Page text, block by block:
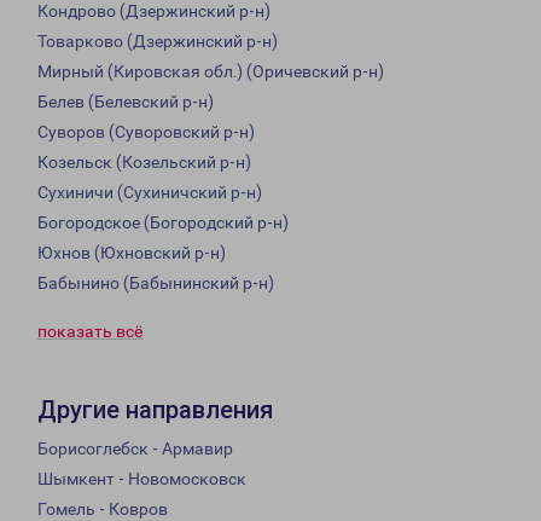
Кондрово (Дзержинский р-н)
Товарково (Дзержинский р-н)
Мирный (Кировская обл.) (Оричевский р-н)
Белев (Белевский р-н)
Суворов (Суворовский р-н)
Козельск (Козельский р-н)
Сухиничи (Сухиничский р-н)
Богородское (Богородский р-н)
Юхнов (Юхновский р-н)
Бабынино (Бабынинский р-н)
показать всё
Другие направления
Борисоглебск - Армавир
Шымкент - Новомосковск
Гомель - Ковров